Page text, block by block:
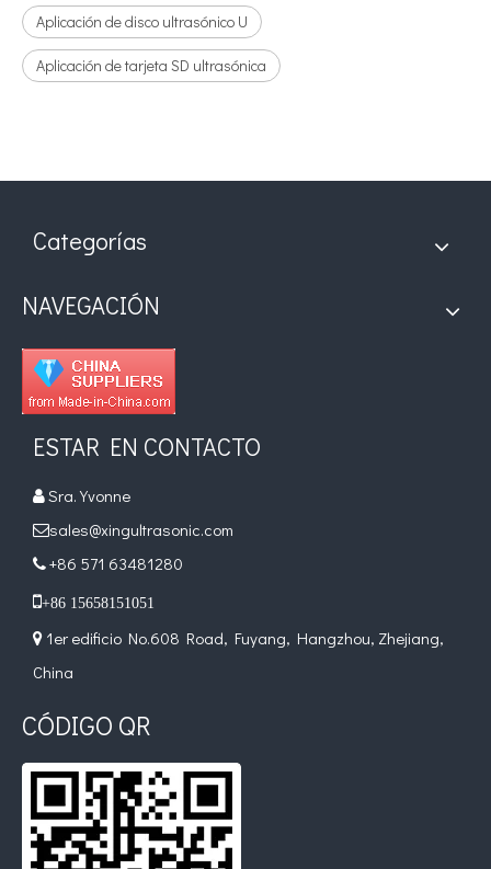
Aplicación de disco ultrasónico U
Aplicación de tarjeta SD ultrasónica
Categorías
NAVEGACIÓN
ESTAR EN CONTACTO
 Sra. Yvonne
sales@xingultrasonic.com
 +86 571 63481280
+86 15658151051
 1er edificio No.608 Road, Fuyang, Hangzhou, Zhejiang,
China
CÓDIGO QR